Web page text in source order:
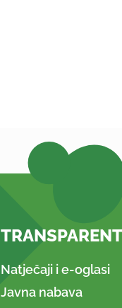
Natječaji i e-oglasi
Javna nabava